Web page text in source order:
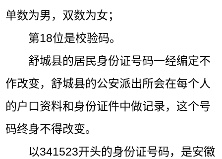
单数为男，双数为女；
第18位是校验码。
舒城县的居民身份证号码一经编定不
作改变，舒城县的公安派出所会在每个人
的户口资料和身份证件中做记录，这个号
码终身不得改变。
以341523开头的身份证号码，是安徽